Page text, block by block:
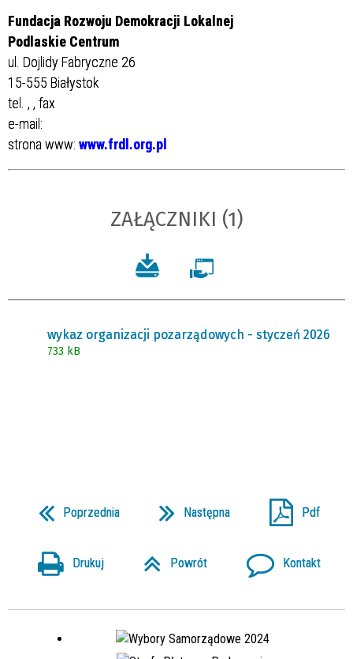
Fundacja Rozwoju Demokracji Lokalnej
Podlaskie Centrum
ul. Dojlidy Fabryczne 26
15-555 Białystok
tel. , , fax
e-mail:
strona www: www.frdl.org.pl
ZAŁĄCZNIKI (1)
wykaz organizacji pozarządowych - styczeń 2026
733 kB
Poprzednia Następna Pdf
Drukuj Powrót Kontakt